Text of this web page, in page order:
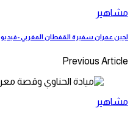
مشاهير
لجين عمران سفيرة القفطان المغربي -فيديو
Previous Article
مشاهير